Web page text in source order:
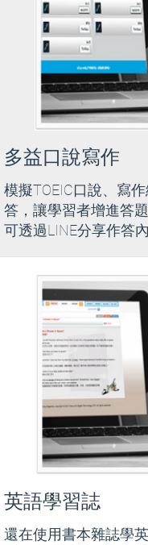
多益口說寫作
模擬TOEIC口說、寫
答，讓學習者增進答
可透過LINE分享作答內
英語學習誌
還在使用書本雜誌學